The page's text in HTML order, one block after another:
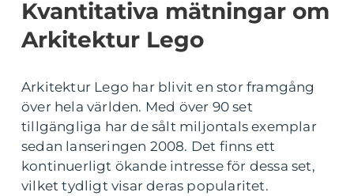
Kvantitativa mätningar om
Arkitektur Lego
Arkitektur Lego har blivit en stor framgång
över hela världen. Med över 90 set
tillgängliga har de sålt miljontals exemplar
sedan lanseringen 2008. Det finns ett
kontinuerligt ökande intresse för dessa set,
vilket tydligt visar deras popularitet.